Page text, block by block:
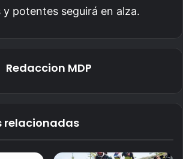
potentes seguirá en alza.
Redaccion MDP
relacionadas